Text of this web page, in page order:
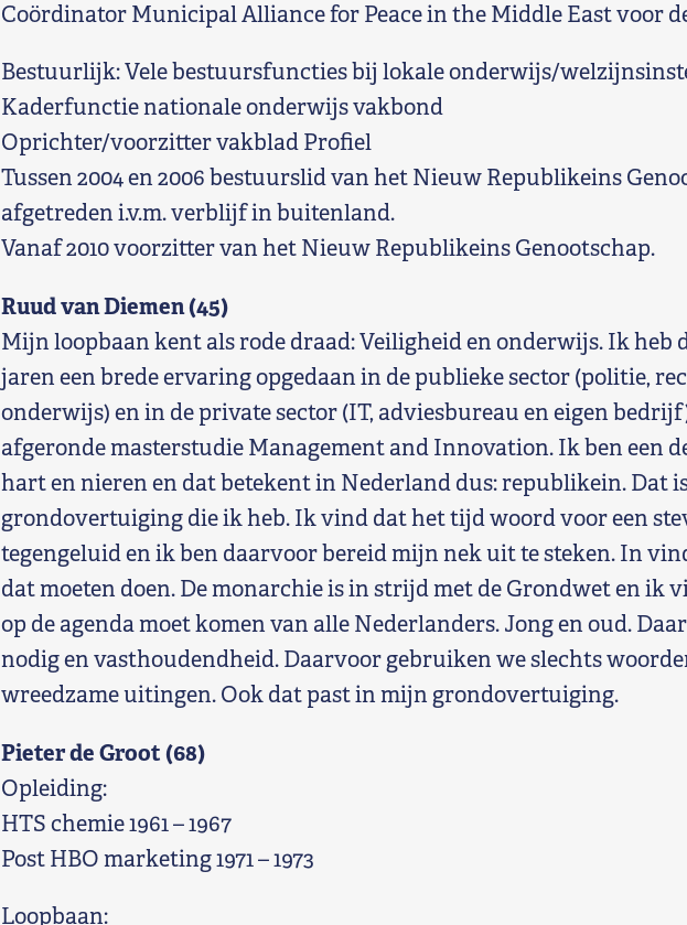
Coördinator Municipal Alliance for Peace in the Middle East voor
Bestuurlijk: Vele bestuursfuncties bij lokale onderwijs/
Kaderfunctie nationale onderwijs vakbond
Oprichter/voorzitter vakblad Profiel
Tussen 2004 en 2006 bestuurslid van het Nieuw Republikeins
afgetreden i.v.m. verblijf in buitenland.
Vanaf 2010 voorzitter van het Nieuw Republikeins Genootschap.
Ruud van Diemen (45)
Mijn loopbaan kent als rode draad: Veiligheid en onderwijs. Ik heb
jaren een brede ervaring opgedaan in de publieke sector (politie,
onderwijs) en in de private sector (IT, adviesbureau en eigen
afgeronde masterstudie Management and Innovation. Ik ben een
hart en nieren en dat betekent in Nederland dus: republikein. Dat
grondovertuiging die ik heb. Ik vind dat het tijd woord voor een
tegengeluid en ik ben daarvoor bereid mijn nek uit te steken. In
dat moeten doen. De monarchie is in strijd met de Grondwet en ik
op de agenda moet komen van alle Nederlanders. Jong en oud.
nodig en vasthoudendheid. Daarvoor gebruiken we slechts
wreedzame uitingen. Ook dat past in mijn grondovertuiging.
Pieter de Groot (68)
Opleiding:
HTS chemie 1961 – 1967
Post HBO marketing 1971 – 1973
Loopbaan: